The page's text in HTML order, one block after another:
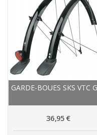
36,95 €